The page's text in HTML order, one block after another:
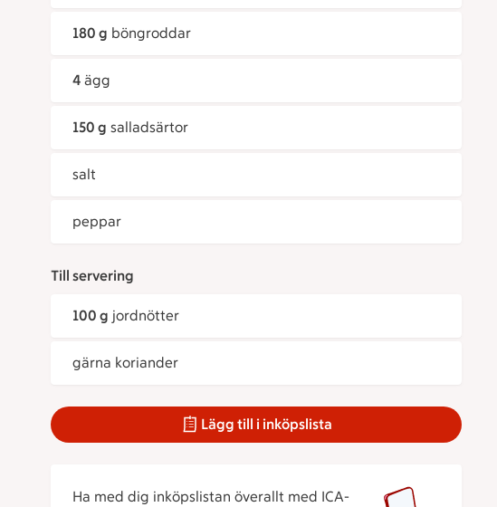
180 g böngroddar
4 ägg
150 g salladsärtor
salt
peppar
Till servering
100 g jordnötter
gärna koriander
Lägg till i inköpslista
Ha med dig inköpslistan överallt med ICA-